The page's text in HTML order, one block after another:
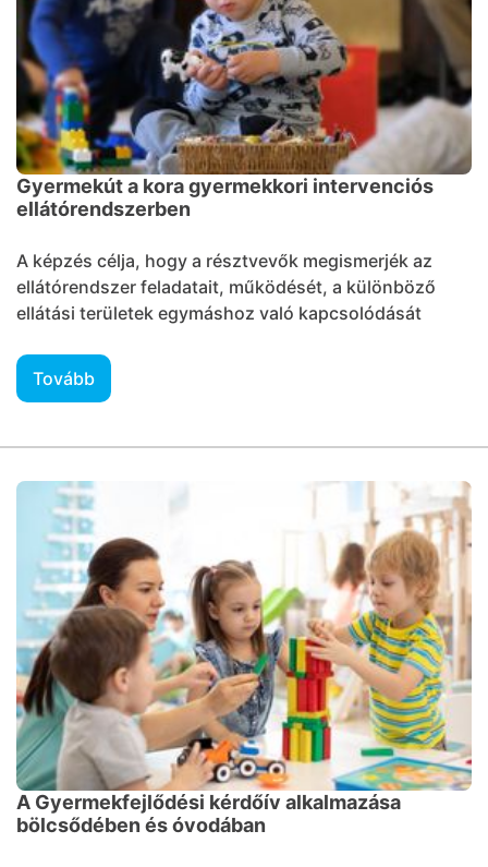
Gyermekút a kora gyermekkori intervenciós
ellátórendszerben
A képzés célja, hogy a résztvevők megismerjék az
ellátórendszer feladatait, működését, a különböző
ellátási területek egymáshoz való kapcsolódását
Tovább
A Gyermekfejlődési kérdőív alkalmazása
bölcsődében és óvodában